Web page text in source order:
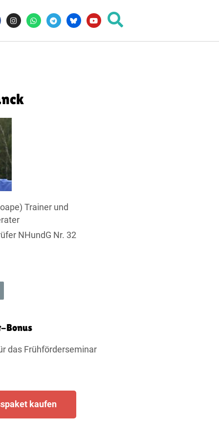
Trainer und
NHundG Nr. 32
Bonus
das Frühförderseminar
kaufen